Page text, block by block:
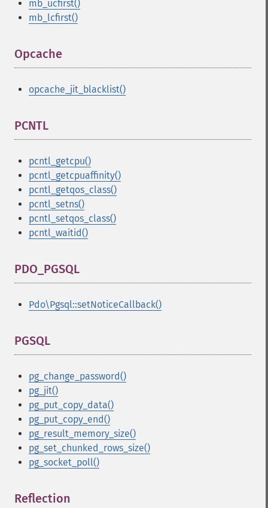
mb_ucfirst()
mb_lcfirst()
Opcache
opcache_jit_blacklist()
PCNTL
pcntl_getcpu()
pcntl_getcpuaffinity()
pcntl_getqos_class()
pcntl_setns()
pcntl_setqos_class()
pcntl_waitid()
PDO_PGSQL
Pdo\Pgsql::setNoticeCallback()
PGSQL
pg_change_password()
pg_jit()
pg_put_copy_data()
pg_put_copy_end()
pg_result_memory_size()
pg_set_chunked_rows_size()
pg_socket_poll()
Reflection